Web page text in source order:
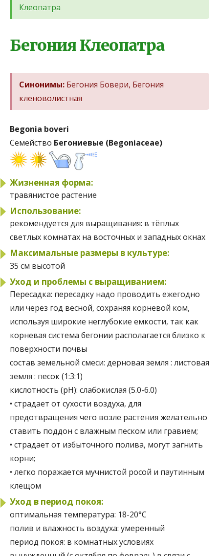
Клеопатра
Бегония Клеопатра
Синонимы: Бегония Бовери, Бегония
кленоволистная
Begonia boveri
Семейство Бегониевые (Begoniaceae)
Жизненная форма:
травянистое растение
Использование:
рекомендуется для выращивания: в тёплых
светлых комнатах на восточных и западных окнах
Максимальные размеры в культуре:
35 см высотой
Уход и проблемы с выращиванием:
Пересадка: пересадку надо проводить ежегодно
или через год весной, сохраняя корневой ком,
используя широкие неглубокие емкости, так как
корневая система бегонии располагается близко к
поверхности почвы
состав земельной смеси: дерновая земля : листовая
земля : песок (1:3:1)
кислотность (pH): слабокислая (5.0-6.0)
• страдает от сухости воздуха, для
предотвращения чего возле растения желательно
ставить поддон с влажным песком или гравием;
• страдает от избыточного полива, могут загнить
корни;
• легко поражается мучнистой росой и паутинным
клещом
Уход в период покоя:
оптимальная температура: 18-20°C
полив и влажность воздуха: умеренный
период покоя: в комнатных условиях